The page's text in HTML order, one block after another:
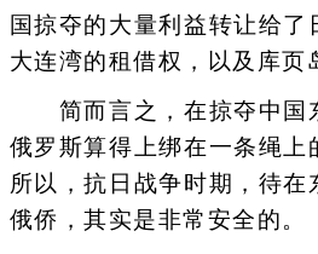
国掠夺的大量利益转让给了
大连湾的租借权，以及库页
简而言之，在掠夺中国
俄罗斯算得上绑在一条绳上
所以，抗日战争时期，待在
俄侨，其实是非常安全的。